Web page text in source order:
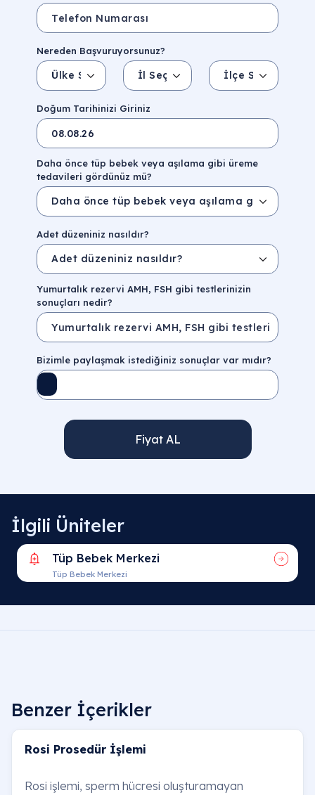
Nereden Başvuruyorsunuz?
Ülke Seçin
İl Seçin İlçe Seçin
Doğum Tarihinizi Giriniz
Daha önce tüp bebek veya aşılama gibi üreme
tedavileri gördünüz mü?
Adet düzeniniz nasıldır?
Yumurtalık rezervi AMH, FSH gibi testlerinizin
sonuçları nedir?
Bizimle paylaşmak istediğiniz sonuçlar var mıdır?
Fiyat AL
İlgili Üniteler
Tüp Bebek Merkezi
Tüp Bebek Merkezi
Benzer İçerikler
Rosi Prosedür İşlemi
Rosi işlemi, sperm hücresi oluşturamayan